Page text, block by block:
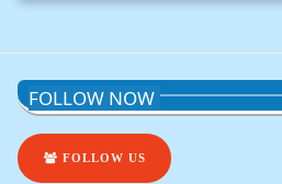
FOLLOW NOW
FOLLOW US